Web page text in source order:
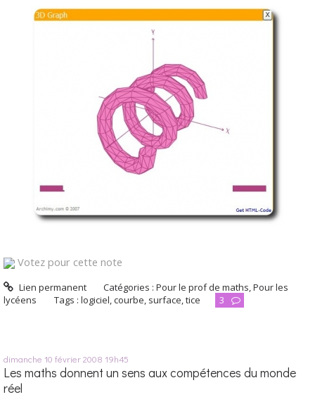
Votez pour cette note
Lien permanent Catégories :Pour le prof de maths,Pour les
lycéens
Tags : logiciel,courbe, surface,tice 3
dimanche 10 février 2008 19h45
Les maths donnent un sens aux compétences du monde
réel